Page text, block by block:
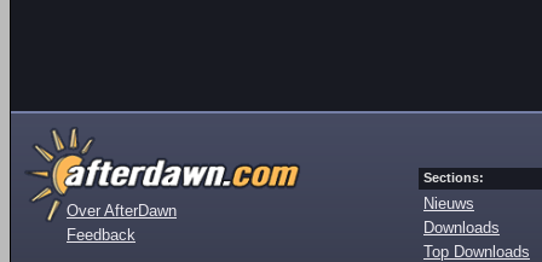
Over AfterDawn
Feedback
Sections:
Nieuws
Downloads
Top Downloads